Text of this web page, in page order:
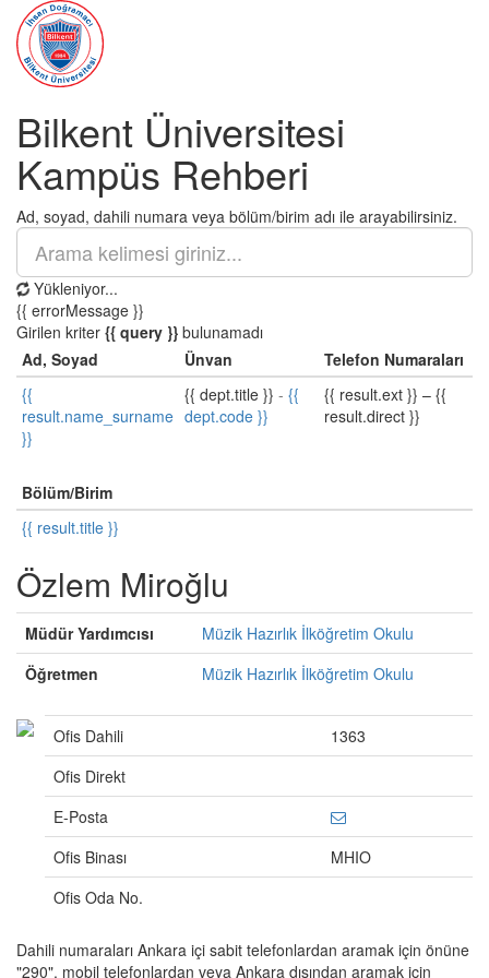
Bilkent Üniversitesi
Kampüs Rehberi
Ad, soyad, dahili numara veya bölüm/birim adı ile arayabilirsiniz.
Yükleniyor...
{{ errorMessage }}
Girilen kriter {{ query }} bulunamadı
Ad, Soyad
Ünvan
Telefon Numaraları
{{
result.name_surname
}}
{{ dept.title }} - {{
dept.code }}
{{ result.ext }} – {{
result.direct }}
Bölüm/Birim
{{ result.title }}
Özlem Miroğlu
Müdür Yardımcısı
Müzik Hazırlık İlköğretim Okulu
Öğretmen
Müzik Hazırlık İlköğretim Okulu
Ofis Dahili
1363
Ofis Direkt
E-Posta
Ofis Binası
MHIO
Ofis Oda No.
Dahili numaraları Ankara içi sabit telefonlardan aramak için önüne
"290", mobil telefonlardan veya Ankara dışından aramak için